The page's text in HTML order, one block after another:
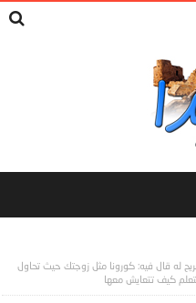
له قال فيه: كورونا مثل زوجتك حيث تحاول
كيف تتعايش معها